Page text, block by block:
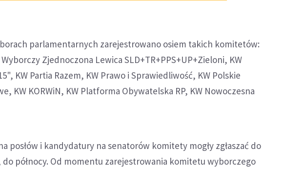
parlamentarnych zarejestrowano osiem takich komitetów:
Zjednoczona Lewica SLD+TR+PPS+UP+Zieloni, KW
KW Partia Razem, KW Prawo i Sprawiedliwość, KW Polskie
KW KORWiN, KW Platforma Obywatelska RP, KW Nowoczesna
posłów i kandydatury na senatorów komitety mogły zgłaszać do
północy. Od momentu zarejestrowania komitetu wyborczego